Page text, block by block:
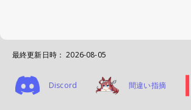
最終更新日時： 2026-08-05
Discord 間違い指摘